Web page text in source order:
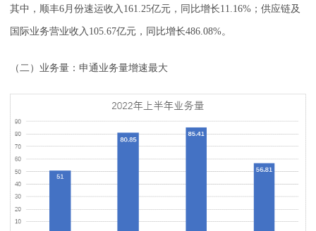
其中，顺丰6月份速运收入161.25亿元，同比增长11.16%；供应链及
国际业务营业收入105.67亿元，同比增长486.08%。
（二）业务量：申通业务量增速最大